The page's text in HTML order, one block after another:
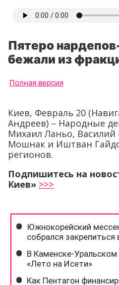
Пятеро
бежали из
Полная версия
Киев, Февраль 20
Андреев) – Народные
Михаил Ланьо, Василий
Мошнак и Иштван
регионов.
Подпишитесь на
Киев» >>>